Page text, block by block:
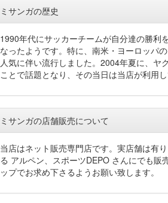
ミサンガの歴史
1990年代にサッカーチームが自分達の勝利
なったようです。特に、南米・ヨーロッパ
人気に伴い流行しました。2004年夏に、ヤ
ことで話題となり、その当日は当店が利用
ミサンガの店舗販売について
当店はネット販売専門店です。実店舗は有
る アルペン、スポーツDEPO さんにでも販
ップでお求め下さるようお願い致します。